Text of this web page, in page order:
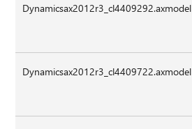
Dynamicsax2012r3_cl4409292.axmodel
Dynamicsax2012r3_cl4409722.axmodel